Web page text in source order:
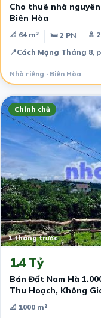
Cho thuê nhà
Biên Hòa
📐 64 m² 🛏 2 PN
🚿
📍Cách Mạng Tháng 8,
Nhà riêng · Biên Hòa
Chính chủ
1 tháng trước
1.4 Tỷ
Bán Đất Nam Hà
Thu Hoạch, Không
📐 1000 m²